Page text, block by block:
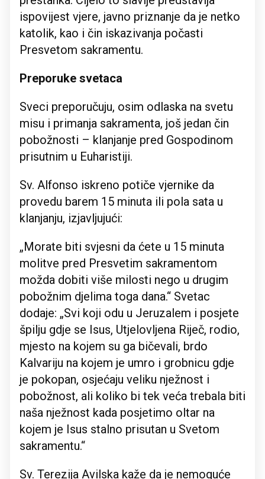
ispovijest vjere, javno priznanje da je netko
katolik, kao i čin iskazivanja počasti
Presvetom sakramentu.
Preporuke svetaca
Sveci preporučuju, osim odlaska na svetu
misu i primanja sakramenta, još jedan čin
pobožnosti – klanjanje pred Gospodinom
prisutnim u Euharistiji.
Sv. Alfonso iskreno potiče vjernike da
provedu barem 15 minuta ili pola sata u
klanjanju, izjavljujući:
„Morate biti svjesni da ćete u 15 minuta
molitve pred Presvetim sakramentom
možda dobiti više milosti nego u drugim
pobožnim djelima toga dana.“ Svetac
dodaje: „Svi koji odu u Jeruzalem i posjete
špilju gdje se Isus, Utjelovljena Riječ, rodio,
mjesto na kojem su ga bičevali, brdo
Kalvariju na kojem je umro i grobnicu gdje
je pokopan, osjećaju veliku nježnost i
pobožnost, ali koliko bi tek veća trebala biti
naša nježnost kada posjetimo oltar na
kojem je Isus stalno prisutan u Svetom
sakramentu.“
Sv. Terezija Avilska kaže da je nemoguće